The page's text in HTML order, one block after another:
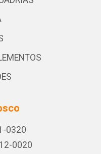
0320
0020